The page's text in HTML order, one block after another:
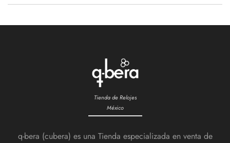
Tienda de Relojes
México
q-bera (cubera) es una Tienda especializada en venta de